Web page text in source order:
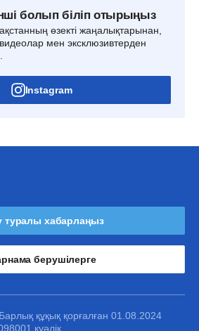
болып біліп отырыңыз
өзекті жаңалықтарынан,
мен эксклюзивтерден
Instagram
туралы хабарлаңыз
берушілерге
құқық қорғалған 01.08.2024
куәлік.